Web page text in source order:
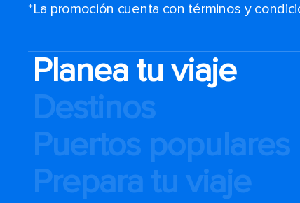
*La promoción cuenta con términos y
Planea tu viaje
Destinos
Puertos populares
Prepara tu viaje